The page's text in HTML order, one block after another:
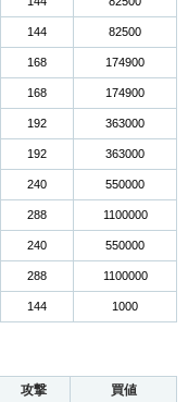
144 82500
168 174900
168 174900
192 363000
192 363000
240 550000
288 1100000
240 550000
288 1100000
144 1000
攻撃 買値